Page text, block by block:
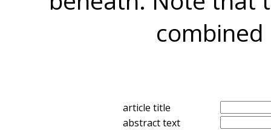
combined
article title
abstract text